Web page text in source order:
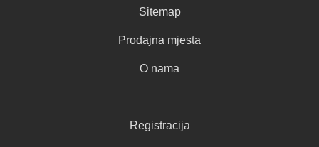
Sitemap
Prodajna mjesta
O nama
Registracija